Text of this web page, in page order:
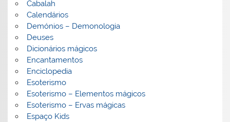
Cabalah
Calendários
Demónios – Demonologia
Deuses
Dicionários mágicos
Encantamentos
Enciclopedia
Esoterismo
Esoterismo – Elementos mágicos
Esoterismo – Ervas mágicas
Espaço Kids